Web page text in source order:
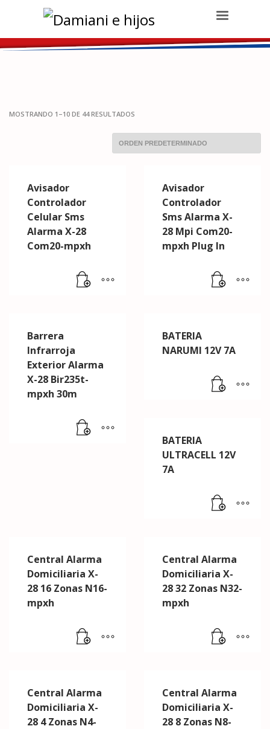
Damiani e hijos
MOSTRANDO 1–10 DE 44 RESULTADOS
Avisador
Controlador
Celular Sms
Alarma X-28
Com20-mpxh
Avisador
Controlador
Sms Alarma X-
28 Mpi Com20-
mpxh Plug In
Barrera
Infrarroja
Exterior Alarma
X-28 Bir235t-
mpxh 30m
BATERIA
NARUMI 12V 7A
BATERIA
ULTRACELL 12V
7A
Central Alarma
Domiciliaria X-
28 16 Zonas N16-
mpxh
Central Alarma
Domiciliaria X-
28 32 Zonas N32-
mpxh
Central Alarma
Domiciliaria X-
28 4 Zonas N4-
Central Alarma
Domiciliaria X-
28 8 Zonas N8-